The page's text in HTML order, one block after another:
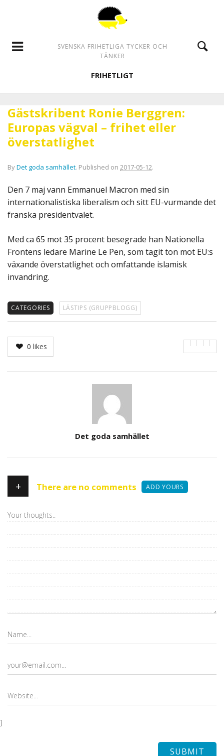
SVENSKA FRIHETLIGA TYCKER OCH
TÄNKER
FRIHETLIGT
Gästskribent Ronie Berggren:
Europas vägval – frihet eller
överstatlighet
ByDet goda samhället. Published on 2017-05-12.
Den 7 maj vann Emmanuel Macron med sin
internationalistiska liberalism och sitt EU-vurmande det
franska presidentvalet.
Med ca 65 mot 35 procent besegrade han Nationella
Frontens ledare Marine Le Pen, som tagit ton mot EU:s
växande överstatlighet och omfattande islamisk
invandring.
CATEGORIES LÄSTIPS (GRUPPBLOGG)
0 likes
Det goda samhället
+ There are no comments ADD YOURS